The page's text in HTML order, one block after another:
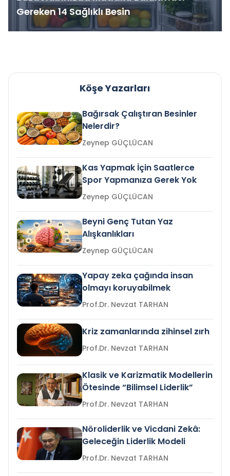
Gereken 14 Sağlıklı Besin
Köşe Yazarları
Bağırsak Çalıştıran Besinler
Nelerdir?
Zeynep GÜÇLÜCAN
Kas Yapmak İçin Saatlerce
Spor Yapmanıza Gerek Yok
Zeynep GÜÇLÜCAN
Beyni Genç Tutan Yaz
Alışkanlıkları
Zeynep GÜÇLÜCAN
Yapay zeka çağında insan
olmayı koruyabilmek
Prof.Dr. Nevzat TARHAN
Kriz zamanlarında zihinsel zırh
Prof.Dr. Nevzat TARHAN
Klasik ve Karizmatik Modellerin
Ötesinde “Bilimsel Liderlik”
Prof.Dr. Nevzat TARHAN
Nöroliderlik ve Vicdani Zekâ:
Geleceğin Liderlik Modeli
Prof.Dr. Nevzat TARHAN